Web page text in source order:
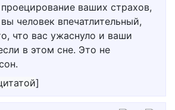
ваших страхов,
человек впечатлительный,
что вас ужаснуло и ваши
в этом сне. Это не
]